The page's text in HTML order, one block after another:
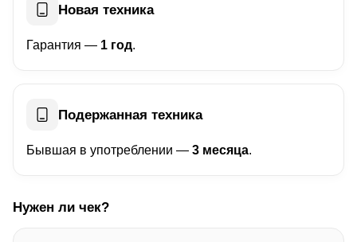
Новая техника
Гарантия — 1 год.
Подержанная техника
Бывшая в употреблении — 3 месяца.
Нужен ли чек?